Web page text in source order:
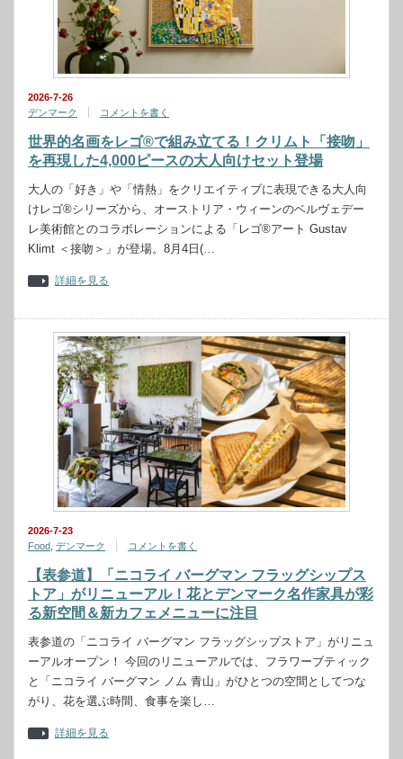
2026-7-26
デンマーク
コメントを書く
世界的名画をレゴ®で組み立てる！クリムト「接吻」
を再現した4,000ピースの大人向けセット登場
大人の「好き」や「情熱」をクリエイティブに表現できる大人向
けレゴ®シリーズから、オーストリア・ウィーンのベルヴェデー
レ美術館とのコラボレーションによる「レゴ®アート Gustav
Klimt ＜接吻＞」が登場。8月4日(…
詳細を見る
2026-7-23
Food デンマーク コメントを書く
【表参道】「ニコライ バーグマン フラッグシップス
トア」がリニューアル！花とデンマーク名作家具が彩
る新空間＆新カフェメニューに注目
表参道の「ニコライ バーグマン フラッグシップストア」がリニュ
ーアルオープン！ 今回のリニューアルでは、フラワーブティック
と「ニコライ バーグマン ノム 青山」がひとつの空間としてつな
がり、花を選ぶ時間、食事を楽し…
詳細を見る